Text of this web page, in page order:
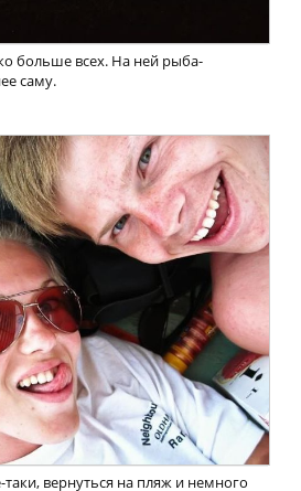
больше всех. На ней рыба-
саму.
вернуться на пляж и немного